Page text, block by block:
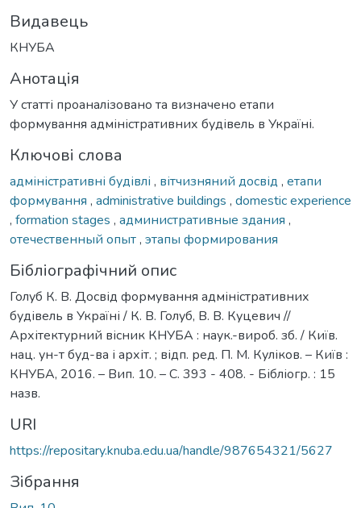
Видавець
КНУБА
Анотація
У статті проаналізовано та визначено етапи
формування адміністративних будівель в Україні.
Ключові слова
адміністративні будівлі , вітчизняний досвід , етапи
формування , administrative buildings , domestic experience
, formation stages , административные здания ,
отечественный опыт, этапы формирования
Бібліографічний опис
Голуб К. В. Досвід формування адміністративних
будівель в Україні / К. В. Голуб, В. В. Куцевич //
Архітектурний вісник КНУБА : наук.-вироб. зб. / Київ.
нац. ун-т буд-ва і архіт. ; відп. ред. П. М. Куліков. – Київ :
КНУБА, 2016. – Вип. 10. – С. 393 - 408. - Бібліогр. : 15
назв.
URI
https://repositary.knuba.edu.ua/handle/987654321/5627
Зібрання